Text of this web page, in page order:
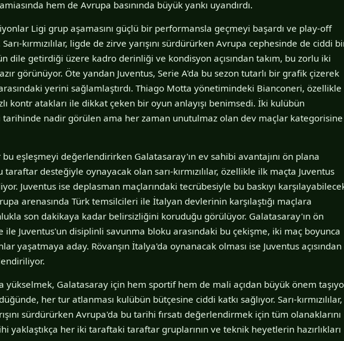
hem de Avrupa basınında büyük yankı uyandırdı.
Ligi grup aşamasını güçlü bir performansla geçmeyi başardı ve play-off
kırmızılılar, ligde de zirve yarışını sürdürürken Avrupa cephesinde de ciddi
dile getirdiği üzere kadro derinliği ve kondisyon açısından takım, bu zorlu iki
görünüyor. Öte yandan Juventus, Serie A'da bu sezon tutarlı bir grafik çizerek
yerini sağlamlaştırdı. Thiago Motta yönetimindeki Bianconeri, özellikle
kontr atakları ile dikkat çeken bir oyun anlayışı benimsedi. İki kulübün
tarihinde nadir görülen ama her zaman unutulmaz olan dev maçlar kategorisine
eşleşmeyi değerlendirirken Galatasaray'ın ev sahibi avantajını ön plana
taraftar desteğiyle oynayacak olan sarı-kırmızılılar, özellikle ilk maçta Juventus
Juventus ise deplasman maçlarındaki tecrübesiyle bu baskıyı
arenasında Türk temsilcileri ile İtalyan devlerinin karşılaştığı maçlara
son dakikaya kadar belirsizliğini koruduğu görülüyor. Galatasaray'ın ön
ile Juventus'un disiplinli savunma bloku arasındaki bu çekişme, iki maç boyunca
yaşatmaya aday. Rövanşın İtalya'da oynanacak olması ise Juventus açısından
Galatasaray için hem sportif hem de mali açıdan büyük önem
her tur atlanması kulübün bütçesine ciddi katkı sağlıyor. Sarı-kırmızılılar,
sürdürürken Avrupa'da bu tarihi fırsatı değerlendirmek için tüm olanaklarını
yaklaştıkça her iki taraftaki taraftar gruplarının ve teknik heyetlerin hazırlıkları